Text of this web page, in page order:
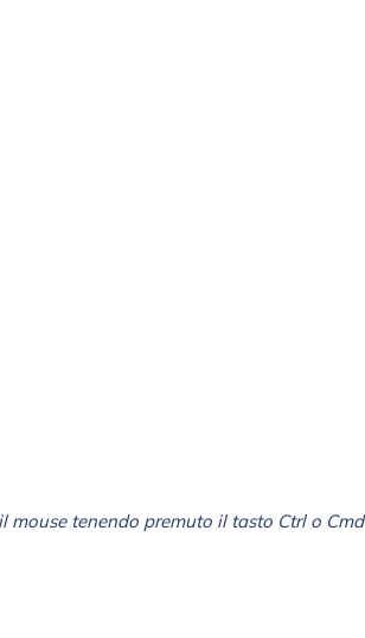
tenendo premuto il tasto Ctrl o Cmd